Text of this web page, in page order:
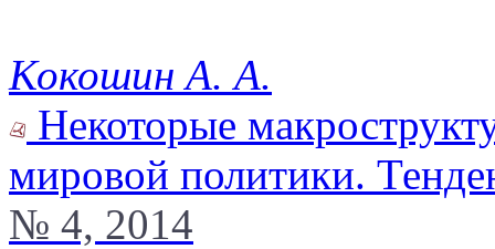
Кокошин А. А.
Некоторые
мировой политики.
№ 4, 2014